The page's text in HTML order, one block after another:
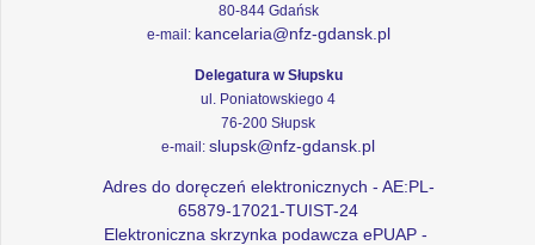
80-844 Gdańsk
e-mail: kancelaria@nfz-gdansk.pl
Delegatura w Słupsku
ul. Poniatowskiego 4
76-200 Słupsk
e-mail: slupsk@nfz-gdansk.pl
Adres do doręczeń elektronicznych - AE:PL-
65879-17021-TUIST-24
Elektroniczna skrzynka podawcza ePUAP -